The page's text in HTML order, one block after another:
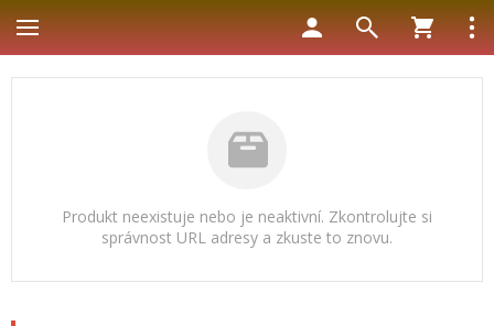
Produkt neexistuje nebo je neaktivní. Zkontrolujte si
správnost URL adresy a zkuste to znovu.